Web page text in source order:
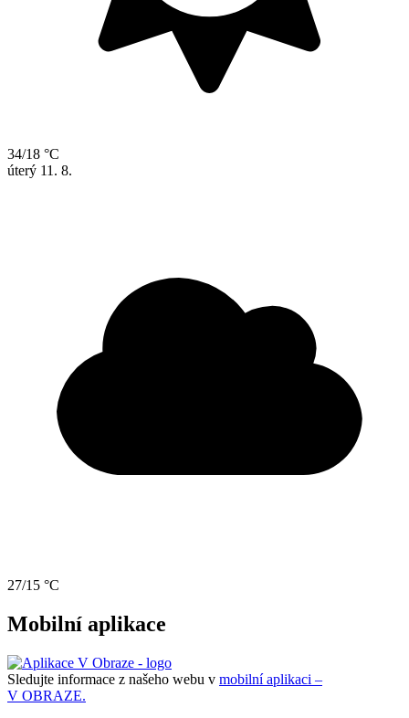
34/18 °C
úterý 11. 8.
27/15 °C
Mobilní aplikace
Sledujte informace z našeho webu v mobilní aplikaci –
V OBRAZE.